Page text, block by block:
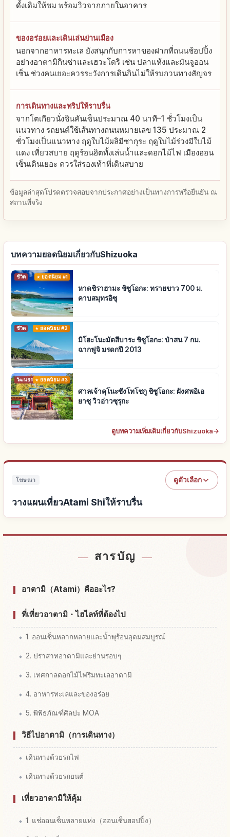
ดั้งเดิมให้ชม พร้อมวิวจากภายในอาคาร
ของอร่อยและเดินเล่นย่านเมือง
นอกจากอาหารทะเล ยังสนุกกับการหาของฝากที่ถนนช้อปปิ้ง
อย่างอาตามิกินซ่าและเฮวะโดริ เช่น ปลาแห้งและมันจูออน
เซ็น ช่วงคนเยอะควรระวังการเดินกินไม่ให้รบกวนทางสัญจร
การเดินทางและทริปให้ราบรื่น
จากโตเกียวนั่งชินคันเซ็นประมาณ 40 นาที–1 ชั่วโมงเป็น
แนวทาง รถยนต์ใช้เส้นทางถนนหมายเลข 135 ประมาณ 2
ชั่วโมงเป็นแนวทาง ฤดูใบไม้ผลิมีซากุระ ฤดูใบไม้ร่วงมีใบไม้
แดง เที่ยวสบาย ฤดูร้อนฮิตทั้งเล่นน้ำและดอกไม้ไฟ เมืองออน
เซ็นเดินเยอะ ควรใส่รองเท้าที่เดินสบาย
ข้อมูลล่าสุดโปรดตรวจสอบจากประกาศอย่างเป็นทางการหรือยืนยัน ณ
สถานที่จริง
บทความยอดนิยมเกี่ยวกับShizuoka
ชีวิต ยอดนิยม #1
หาดชิราฮามะ ชิซูโอกะ: ทรายขาว 700 ม.
คาบสมุทรอิซุ
ชีวิต ยอดนิยม #2
มิโฮะโนะมัตสึบาระ ชิซูโอกะ: ป่าสน 7 กม.
ฉากฟูจิ มรดกปี 2013
วัฒนธรรมดั้งเดิมยอดนิยม #3
ศาลเจ้าคุโนะซังโทโชกู ชิซูโอกะ: ฝังศพอิเอ
ยาซุ วิวอ่าวซุรุกะ
ดูบทความเพิ่มเติมเกี่ยวกับShizuoka→
โฆษณา ดูตัวเลือก
วางแผนเที่ยวAtami Shiให้ราบรื่น
สารบัญ
อาตามิ（Atami）คืออะไร?
ที่เที่ยวอาตามิ・ไฮไลท์ที่ต้องไป
1. ออนเซ็นหลากหลายและน้ำพุร้อนอุดมสมบูรณ์
2. ปราสาทอาตามิและย่านรอบๆ
3. เทศกาลดอกไม้ไฟริมทะเลอาตามิ
4. อาหารทะเลและของอร่อย
5. พิพิธภัณฑ์ศิลปะ MOA
วิธีไปอาตามิ（การเดินทาง）
เดินทางด้วยรถไฟ
เดินทางด้วยรถยนต์
เที่ยวอาตามิให้คุ้ม
1. แช่ออนเซ็นหลายแห่ง（ออนเซ็นฮอปปิ้ง）